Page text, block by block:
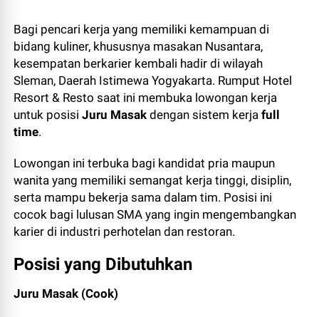
Bagi pencari kerja yang memiliki kemampuan di
bidang kuliner, khususnya masakan Nusantara,
kesempatan berkarier kembali hadir di wilayah
Sleman, Daerah Istimewa Yogyakarta. Rumput Hotel
Resort & Resto saat ini membuka lowongan kerja
untuk posisiJuru Masak dengan sistem kerjafull
time.
Lowongan ini terbuka bagi kandidat pria maupun
wanita yang memiliki semangat kerja tinggi, disiplin,
serta mampu bekerja sama dalam tim. Posisi ini
cocok bagi lulusan SMA yang ingin mengembangkan
karier di industri perhotelan dan restoran.
Posisi yang Dibutuhkan
Juru Masak (Cook)